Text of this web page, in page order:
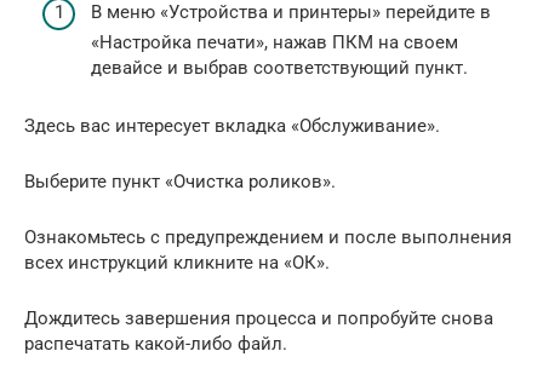
В меню «Устройства и принтеры» перейдите в
«Настройка печати», нажав ПКМ на своем
девайсе и выбрав соответствующий пункт.
Здесь вас интересует вкладка «Обслуживание».
Выберите пункт «Очистка роликов».
Ознакомьтесь с предупреждением и после выполнения
всех инструкций кликните на «ОК».
Дождитесь завершения процесса и попробуйте снова
распечатать какой-либо файл.